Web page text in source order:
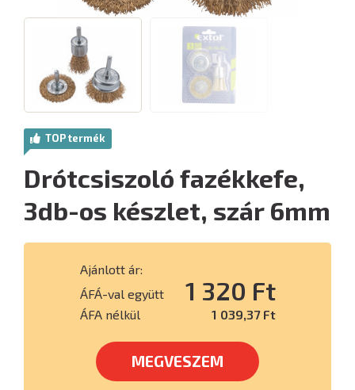
TOP termék
Drótcsiszoló fazékkefe,
3db-os készlet, szár 6mm
Ajánlott ár:
ÁFÁ-val együtt
1 320 Ft
ÁFA nélkül 1 039,37 Ft
MEGVESZEM